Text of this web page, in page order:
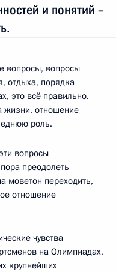
и понятий –
вопросы, вопросы
отдыха, порядка
это всё правильно.
жизни, отношение
роль.
вопросы
преодолеть
моветон переходить,
отношение
чувства
на Олимпиадах,
крупнейших